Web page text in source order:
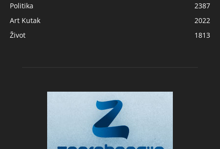
Politika
2387
Art Kutak
2022
Život
1813